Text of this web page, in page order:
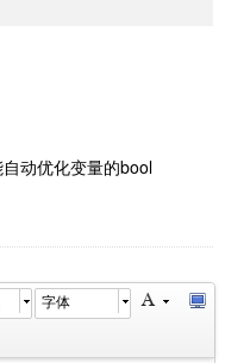
动优化变量的bool
字体